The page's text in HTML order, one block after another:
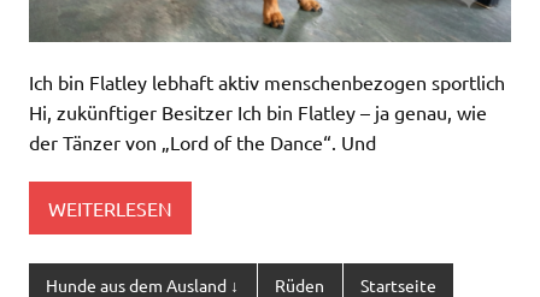
Ich bin Flatley lebhaft aktiv menschenbezogen sportlich
Hi, zukünftiger Besitzer Ich bin Flatley – ja genau, wie
der Tänzer von „Lord of the Dance“. Und
WEITERLESEN
Hunde aus dem Ausland ↓ Rüden Startseite